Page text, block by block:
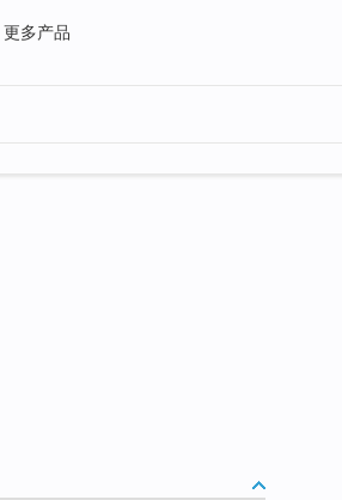
更多产品